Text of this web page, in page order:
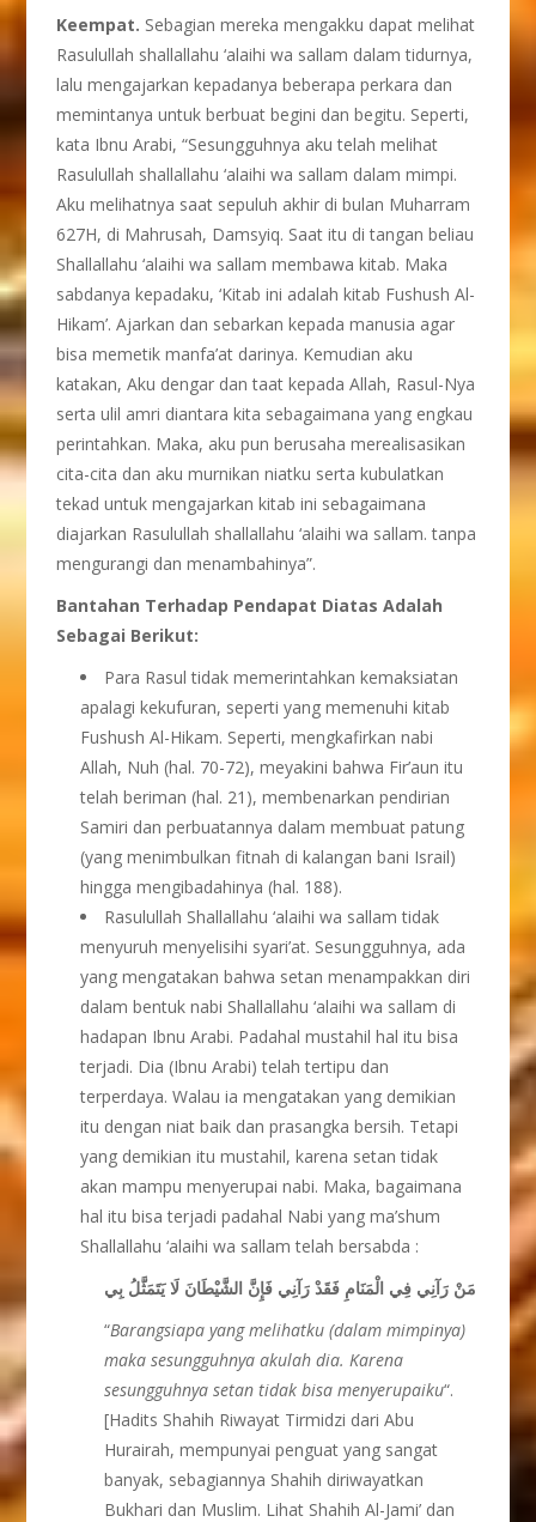
Keempat. Sebagian mereka mengakku dapat melihat
Rasulullah shallallahu ‘alaihi wa sallam dalam tidurnya,
lalu mengajarkan kepadanya beberapa perkara dan
memintanya untuk berbuat begini dan begitu. Seperti,
kata Ibnu Arabi, “Sesungguhnya aku telah melihat
Rasulullah shallallahu ‘alaihi wa sallam dalam mimpi.
Aku melihatnya saat sepuluh akhir di bulan Muharram
627H, di Mahrusah, Damsyiq. Saat itu di tangan beliau
Shallallahu ‘alaihi wa sallam membawa kitab. Maka
sabdanya kepadaku, ‘Kitab ini adalah kitab Fushush Al-
Hikam’. Ajarkan dan sebarkan kepada manusia agar
bisa memetik manfa’at darinya. Kemudian aku
katakan, Aku dengar dan taat kepada Allah, Rasul-Nya
serta ulil amri diantara kita sebagaimana yang engkau
perintahkan. Maka, aku pun berusaha merealisasikan
cita-cita dan aku murnikan niatku serta kubulatkan
tekad untuk mengajarkan kitab ini sebagaimana
diajarkan Rasulullah shallallahu ‘alaihi wa sallam. tanpa
mengurangi dan menambahinya”.
Bantahan Terhadap Pendapat Diatas Adalah
Sebagai Berikut:
Para Rasul tidak memerintahkan kemaksiatan
apalagi kekufuran, seperti yang memenuhi kitab
Fushush Al-Hikam. Seperti, mengkafirkan nabi
Allah, Nuh (hal. 70-72), meyakini bahwa Fir’aun itu
telah beriman (hal. 21), membenarkan pendirian
Samiri dan perbuatannya dalam membuat patung
(yang menimbulkan fitnah di kalangan bani Israil)
hingga mengibadahinya (hal. 188).
Rasulullah Shallallahu ‘alaihi wa sallam tidak
menyuruh menyelisihi syari’at. Sesungguhnya, ada
yang mengatakan bahwa setan menampakkan diri
dalam bentuk nabi Shallallahu ‘alaihi wa sallam di
hadapan Ibnu Arabi. Padahal mustahil hal itu bisa
terjadi. Dia (Ibnu Arabi) telah tertipu dan
terperdaya. Walau ia mengatakan yang demikian
itu dengan niat baik dan prasangka bersih. Tetapi
yang demikian itu mustahil, karena setan tidak
akan mampu menyerupai nabi. Maka, bagaimana
hal itu bisa terjadi padahal Nabi yang ma’shum
Shallallahu ‘alaihi wa sallam telah bersabda :
مَنْ رَآنِي فِي الْمَنَامِ فَقَدْ رَآنِي فَإِنَّ الشَّيْطَانَ لَا يَتَمَثَّلُ بِي
“Barangsiapa yang melihatku (dalam mimpinya)
maka sesungguhnya akulah dia. Karena
sesungguhnya setan tidak bisa menyerupaiku“.
[Hadits Shahih Riwayat Tirmidzi dari Abu
Hurairah, mempunyai penguat yang sangat
banyak, sebagiannya Shahih diriwayatkan
Bukhari dan Muslim. Lihat Shahih Al-Jami’ dan